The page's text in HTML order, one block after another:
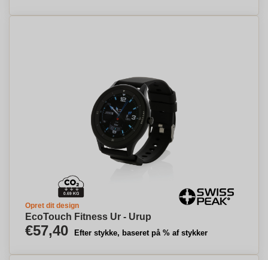
Opret dit design
EcoTouch Fitness Ur - Urup
€57,40 Efter stykke, baseret på % af stykker